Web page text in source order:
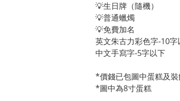
💡生日牌（隨機）
💡普通蠟燭
💡免費加名
英文朱古力彩色字-10
中文手寫字-5字以下
*價錢已包圖中蛋糕及
*圖中為8寸蛋糕